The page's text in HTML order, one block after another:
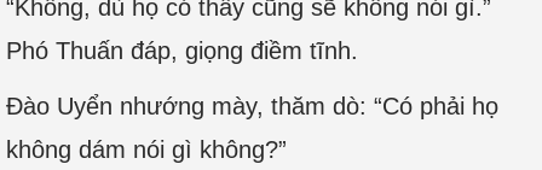
“Không, dù họ có thấy cũng sẽ không nói gì.”
Phó Thuấn đáp, giọng điềm tĩnh.
Đào Uyển nhướng mày, thăm dò: “Có phải họ
không dám nói gì không?”